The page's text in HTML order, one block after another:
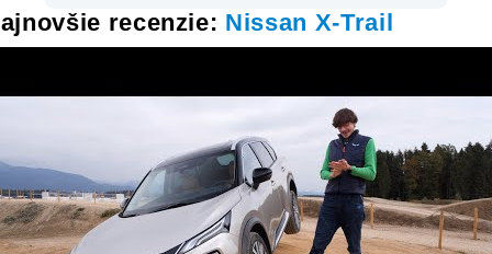
recenzie: Nissan X-Trail